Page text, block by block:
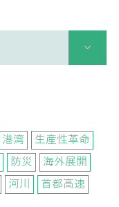
港湾
生産性革命
防災
海外展開
河川
首都高速